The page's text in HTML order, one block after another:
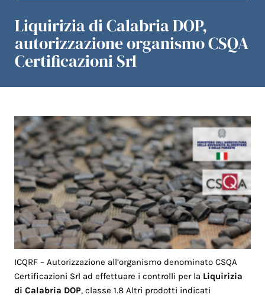
Liquirizia di Calabria DOP,
autorizzazione organismo CSQA
Certificazioni Srl
ICQRF – Autorizzazione all’organismo denominato CSQA
Certificazioni Srl ad effettuare i controlli per la Liquirizia
di Calabria DOP, classe 1.8 Altri prodotti indicati